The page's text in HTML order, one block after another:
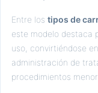
Entre los tipos de
este modelo destaca
uso, convirtiéndose
administración de
procedimientos